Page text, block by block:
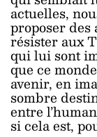
actuelles,
proposer des
résister aux
qui lui sont
que ce
avenir, en
sombre
entre
si cela est,